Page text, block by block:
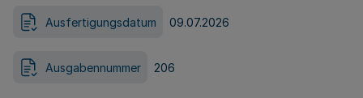
Ausfertigungsdatum 09.07.2026
Ausgabennummer 206